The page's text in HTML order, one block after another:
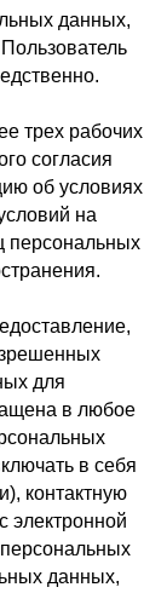
данных,
трех рабочих
согласия
об условиях
на
персональных
для
в любое
в себя
контактную
данных,